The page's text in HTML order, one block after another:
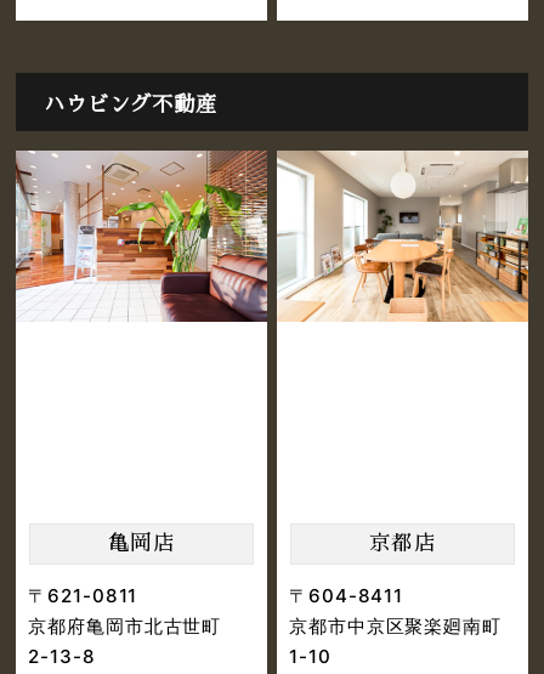
ハウビング不動産
亀岡店
〒621-0811
京都府亀岡市北古世町
2-13-8
京都店
〒604-8411
京都市中京区聚楽廻南町
1-10